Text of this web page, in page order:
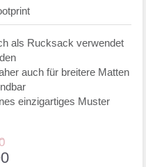
als Rucksack verwendet
auch für breitere Matten
einzigartiges Muster